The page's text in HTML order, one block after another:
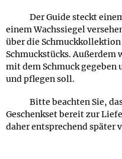
Der Guide steckt
einem Wachssiegel
über die
Schmuckstücks. Außerdem
mit dem Schmuck gegeben
und pflegen soll.
Bitte beachten Sie,
Geschenkset bereit zur
daher entsprechend später